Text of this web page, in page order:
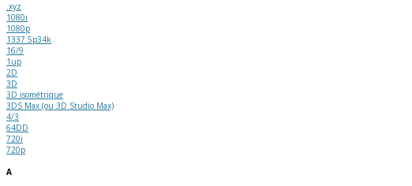
.xyz
1080i
1080p
1337 5p34k
16/9
1up
2D
3D
3D isométrique
3DS Max (ou 3D Studio Max)
4/3
64DD
720i
720p
A